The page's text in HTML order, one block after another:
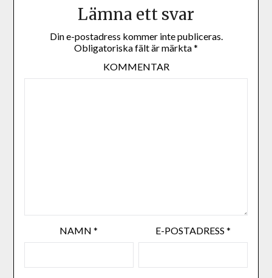
Lämna ett svar
Din e-postadress kommer inte publiceras.
Obligatoriska fält är märkta*
KOMMENTAR
NAMN* E-POSTADRESS*